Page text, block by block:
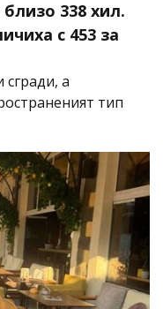
338 хил.
с 453 за
а
тип